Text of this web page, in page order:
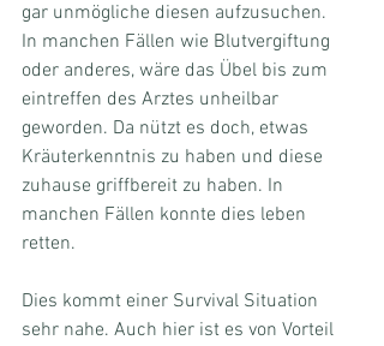
gar unmögliche diesen aufzusuchen.
In manchen Fällen wie Blutvergiftung
oder anderes, wäre das Übel bis zum
eintreffen des Arztes unheilbar
geworden. Da nützt es doch, etwas
Kräuterkenntnis zu haben und diese
zuhause griffbereit zu haben. In
manchen Fällen konnte dies leben
retten.
Dies kommt einer Survival Situation
sehr nahe. Auch hier ist es von Vorteil